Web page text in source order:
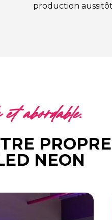
production
abordable.
PROPRE
NEON